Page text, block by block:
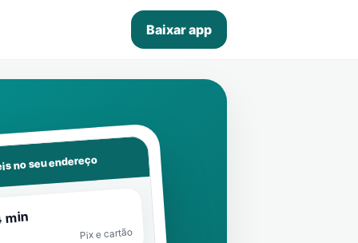
Baixar app
no seu endereço
min
Pix e cartão